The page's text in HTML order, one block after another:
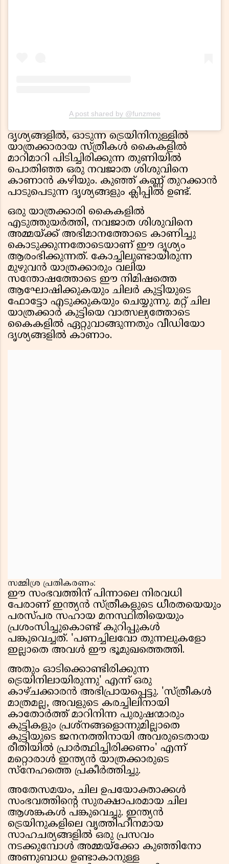
A post shared by @funzmee
ദൃശ്യങ്ങളിൽ, ഓടുന്ന ട്രെയിനിനുള്ളിൽ
യാത്രക്കാരായ സ്ത്രീകൾ കൈകളിൽ
മാറിമാറി പിടിച്ചിരിക്കുന്ന തുണിയിൽ
പൊതിഞ്ഞ ഒരു നവജാത ശിശുവിനെ
കാണാൻ കഴിയും. കുഞ്ഞ് കണ്ണ് തുറക്കാൻ
പാടുപെടുന്ന ദൃശ്യങ്ങളും ക്ലിപ്പിൽ ഉണ്ട്.
ഒരു യാത്രക്കാരി കൈകളിൽ
എടുത്തുയർത്തി, നവജാത ശിശുവിനെ
അമ്മയ്ക്ക് അഭിമാനത്തോടെ കാണിച്ചു
കൊടുക്കുന്നതോടെയാണ് ഈ ദൃശ്യം
ആരംഭിക്കുന്നത്. കോച്ചിലുണ്ടായിരുന്ന
മുഴുവൻ യാത്രക്കാരും വലിയ
സന്തോഷത്തോടെ ഈ നിമിഷത്തെ
ആഘോഷിക്കുകയും ചിലർ കുട്ടിയുടെ
ഫോട്ടോ എടുക്കുകയും ചെയ്യുന്നു. മറ്റ് ചില
യാത്രക്കാർ കുട്ടിയെ വാത്സല്യത്തോടെ
കൈകളിൽ ഏറ്റുവാങ്ങുന്നതും വീഡിയോ
ദൃശ്യങ്ങളിൽ കാണാം.
സമ്മിശ്ര പ്രതികരണം:
ഈ സംഭവത്തിന് പിന്നാലെ നിരവധി
പേരാണ് ഇന്ത്യൻ സ്ത്രീകളുടെ ധീരതയെയും
പരസ്പര സഹായ മനസ്ഥിതിയെയും
പ്രശംസിച്ചുകൊണ്ട് കുറിപ്പുകൾ
പങ്കുവെച്ചത്. 'പണച്ചിലവോ തുന്നലുകളോ
ഇല്ലാതെ അവൾ ഈ ഭൂമുഖത്തെത്തി.
അതും ഓടിക്കൊണ്ടിരിക്കുന്ന
ട്രെയിനിലായിരുന്നു' എന്ന് ഒരു
കാഴ്ചക്കാരൻ അഭിപ്രായപ്പെട്ടു. 'സ്ത്രീകൾ
മാത്രമല്ല, അവളുടെ കരച്ചിലിനായി
കാതോർത്ത് മാറിനിന്ന പുരുഷന്മാരും
കുട്ടികളും പ്രശ്നങ്ങളൊന്നുമില്ലാതെ
കുട്ടിയുടെ ജനനത്തിനായി അവരുടെതായ
രീതിയിൽ പ്രാർത്ഥിച്ചിരിക്കണം' എന്ന്
മറ്റൊരാൾ ഇന്ത്യൻ യാത്രക്കാരുടെ
സ്നേഹത്തെ പ്രകീർത്തിച്ചു.
അതേസമയം, ചില ഉപയോക്താക്കൾ
സംഭവത്തിന്റെ സുരക്ഷാപരമായ ചില
ആശങ്കകൾ പങ്കുവെച്ചു. ഇന്ത്യൻ
ട്രെയിനുകളിലെ വൃത്തിഹീനമായ
സാഹചര്യങ്ങളിൽ ഒരു പ്രസവം
നടക്കുമ്പോൾ അമ്മയ്ക്കോ കുഞ്ഞിനോ
അണുബാധ ഉണ്ടാകാനുള്ള